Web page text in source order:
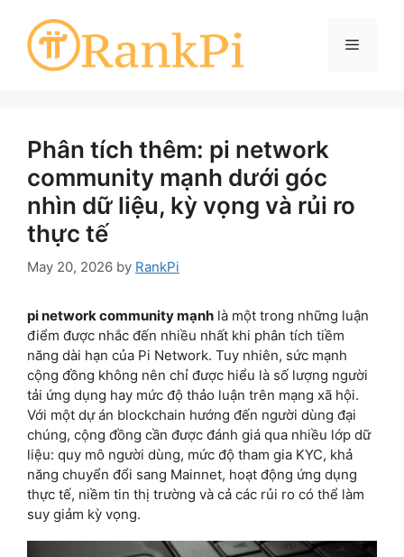
content
Menu
Phân tích thêm: pi network
community mạnh dưới góc
nhìn dữ liệu, kỳ vọng và rủi ro
thực tế
May 20, 2026 by RankPi
pi network community mạnh là một trong những luận
điểm được nhắc đến nhiều nhất khi phân tích tiềm
năng dài hạn của Pi Network. Tuy nhiên, sức mạnh
cộng đồng không nên chỉ được hiểu là số lượng người
tải ứng dụng hay mức độ thảo luận trên mạng xã hội.
Với một dự án blockchain hướng đến người dùng đại
chúng, cộng đồng cần được đánh giá qua nhiều lớp dữ
liệu: quy mô người dùng, mức độ tham gia KYC, khả
năng chuyển đổi sang Mainnet, hoạt động ứng dụng
thực tế, niềm tin thị trường và cả các rủi ro có thể làm
suy giảm kỳ vọng.